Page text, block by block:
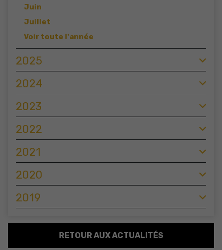
Juin
Juillet
Voir toute l'année
2025
2024
2023
2022
2021
2020
2019
RETOUR AUX ACTUALITÉS